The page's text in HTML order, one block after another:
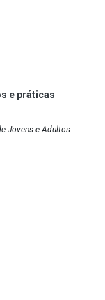
e práticas
Jovens e Adultos